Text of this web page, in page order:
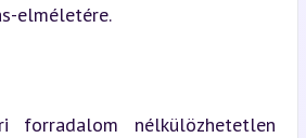
elméletére.
forradalom nélkülözhetetlen